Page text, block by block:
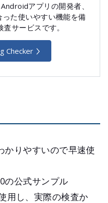
アプリの開発者、
た使いやすい機能を備
サービスです。
Checker
かりやすいので早速使
公式サンプル
用し、実際の検査か